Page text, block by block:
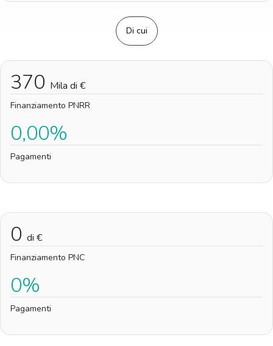
Di cui
370 Mila di €
Finanziamento PNRR
0,00%
Pagamenti
0 di €
Finanziamento PNC
0%
Pagamenti